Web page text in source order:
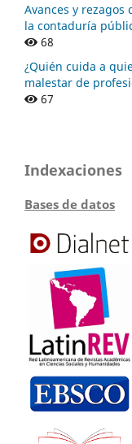
Avances y
la contaduría
68
¿Quién cuida a
malestar de
67
Indexaciones
Bases de datos